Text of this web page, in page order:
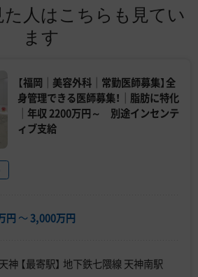
人はこちらも見てい
ます
【福岡｜美容外科｜常勤医師募集】全
身管理できる医師募集！｜脂肪に特化
｜年収 2200万円～ 別途インセンテ
ィブ支給
円 〜3,000万円
神 【最寄駅】 地下鉄七隈線 天神南駅